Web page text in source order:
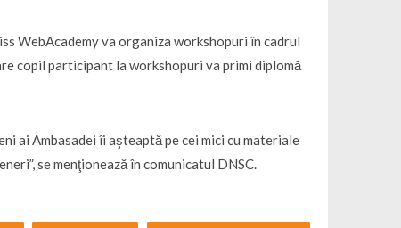
WebAcademy va organiza workshopuri în cadrul
copil participant la workshopuri va primi diplomă
ai Ambasadei îi aşteaptă pe cei mici cu materiale
se menţionează în comunicatul DNSC.